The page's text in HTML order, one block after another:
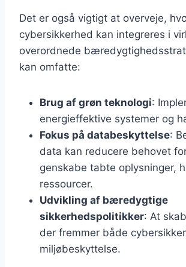
Det er også vigtigt at overveje,
cybersikkerhed kan integreres i
overordnede
kan omfatte:
Brug af grøn teknologi:
energieffektive systemer og
Fokus på databeskyttelse:
data kan reducere behovet
genskabe tabte oplysninger,
ressourcer.
Udvikling af bæredygtige
sikkerhedspolitikker: At
der fremmer både
miljøbeskyttelse.